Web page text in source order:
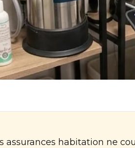
assurances habitation ne